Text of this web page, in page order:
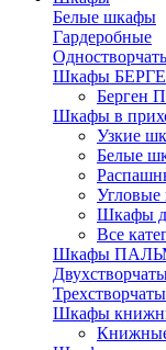
Белые шкафы
Гардеробные
Шкафы
Берген
Шкафы в
Узкие
Белые
Шкафы
Все
Шкафы
Шкафы